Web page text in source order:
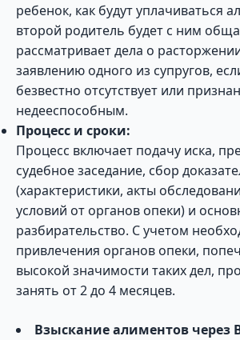
ребенок, как будут уплачиваться
второй родитель будет с ним
рассматривает дела о
заявлению одного из супругов,
безвестно отсутствует или признан
недееспособным.
Процесс и сроки:
Процесс включает подачу иска,
судебное заседание, сбор
(характеристики, акты
условий от органов опеки) и
разбирательство. С учетом
привлечения органов опеки,
высокой значимости таких дел,
занять от 2 до 4 месяцев.
Взыскание алиментов через